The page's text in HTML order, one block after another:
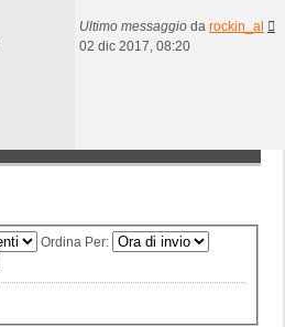
Ultimo messaggio da rockin_al
02 dic 2017, 08:20
Ordina Per: